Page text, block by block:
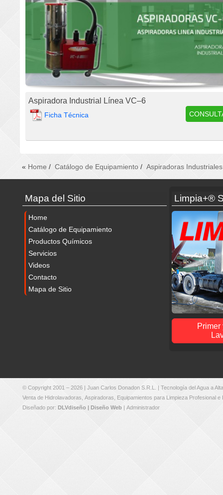
Aspiradora Industrial Línea VC–6
Ficha Técnica
« Home / Catálogo de Equipamiento / Aspiradoras Industriales
Mapa del Sitio
Home
Catálogo de Equipamiento
Productos Químicos
Servicios
Videos
Contacto
Mapa de Sitio
Limpia+®
Primer
© Copyright 2001 – 2026 | Juan Carlos Donadon S.R.L.
| Tecnología del Agua a
Venta de Hidrolavadoras Aspiradoras
Equipamientos para Limpieza Profesional e
Diseñado por: DLVdiseño | Diseño Web | Administrador